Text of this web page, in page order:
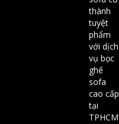
thành
tuyệt
phẩm
với dịch
vụ bọc
ghế
sofa
cao cấp
tại
TPHCM